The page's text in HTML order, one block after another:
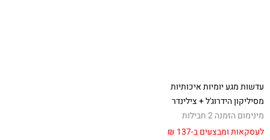
עדשות מגע יומיות איכותיות
מסיליקון הידרוג'ל + צילינדר
מינימום הזמנה 2 חבילות
לעסקאות ומבצעיםב-137 ₪